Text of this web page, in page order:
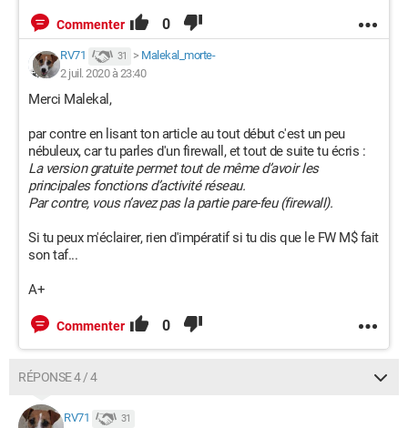
Commenter 0
RV71 31 > Malekal_morte-
2 juil. 2020 à 23:40
Merci Malekal,
par contre en lisant ton article au tout début c'est un peu
nébuleux, car tu parles d'un firewall, et tout de suite tu écris :
La version gratuite permet tout de même d’avoir les
principales fonctions d’activité réseau.
Par contre, vous n’avez pas la partie pare-feu (firewall).
Si tu peux m'éclairer, rien d'impératif si tu dis que le FW M$ fait
son taf...
A+
Commenter 0
RÉPONSE 4 / 4
RV71 31